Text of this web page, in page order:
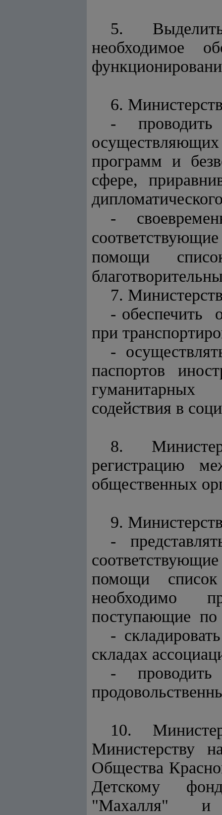
5. Выделить
6.
- проводить
программ и
сфере,
-
помощи
7.
- обеспечить
при
-
паспортов
гуманитарных
содействия в
8.
регистрацию
общественных
9.
-
помощи
необходимо
поступающие
-
складах
- проводить
10.
Министерству
Общества
Детскому
"Махалля" и